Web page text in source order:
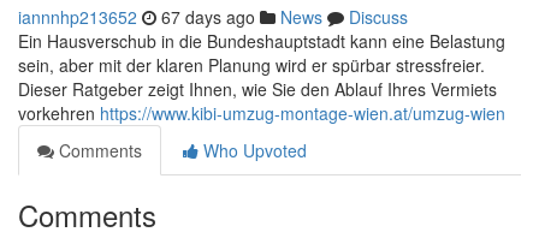
iannnhp213652 67 days ago News
Discuss
Ein Hausverschub in die Bundeshauptstadt kann eine Belastung
sein, aber mit der klaren Planung wird er spürbar stressfreier.
Dieser Ratgeber zeigt Ihnen, wie Sie den Ablauf Ihres Vermiets
vorkehren https://www.kibi-umzug-montage-wien.at/umzug-wien
Comments
Who Upvoted
Comments